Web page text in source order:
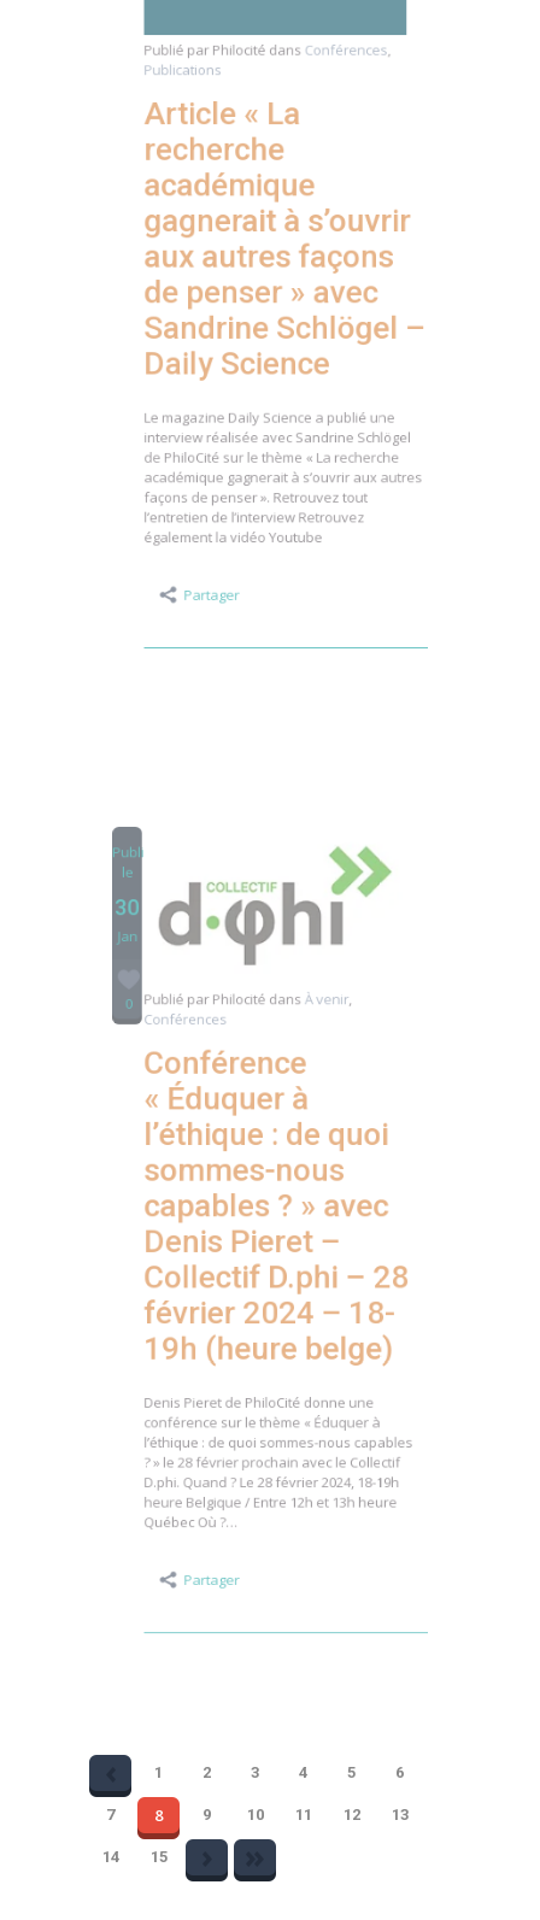
Publications
Article « La
recherche
académique
gagnerait à s’ouvrir
aux autres façons
de penser » avec
Sandrine Schlögel –
Daily Science
Le magazine Daily Science a publié une
interview réalisée avec Sandrine Schlögel
de PhiloCité sur le thème « La recherche
académique gagnerait à s’ouvrir aux autres
façons de penser ». Retrouvez tout
également la vidéo Youtube
Partager
30
Philocité
Conférence
« Éduquer à
l’éthique : de quoi
sommes-nous
capables ? » avec
Denis Pieret –
Collectif D.phi – 28
février 2024 – 18-
19h (heure belge)
Denis Pieret de PhiloCité donne une
conférence sur le thème « Éduquer à
l’éthique : de quoi sommes-nous capables
? » le 28 février prochain avec le Collectif
D.phi. Quand ? Le 28 février 2024, 18-19h
Partager
1 2 3 4 5 6
7 8 9 10 11 12 13
14 15